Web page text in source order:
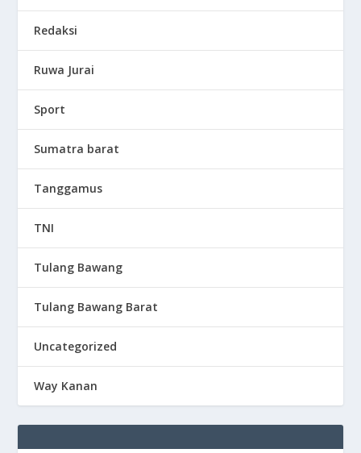
Redaksi
Ruwa Jurai
Sport
Sumatra barat
Tanggamus
TNI
Tulang Bawang
Tulang Bawang Barat
Uncategorized
Way Kanan